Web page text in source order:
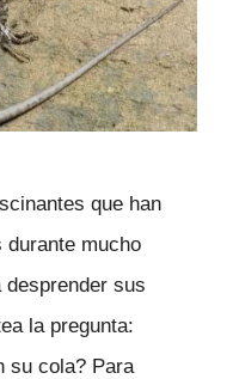
que han
durante mucho
sus
la pregunta:
su cola? Para